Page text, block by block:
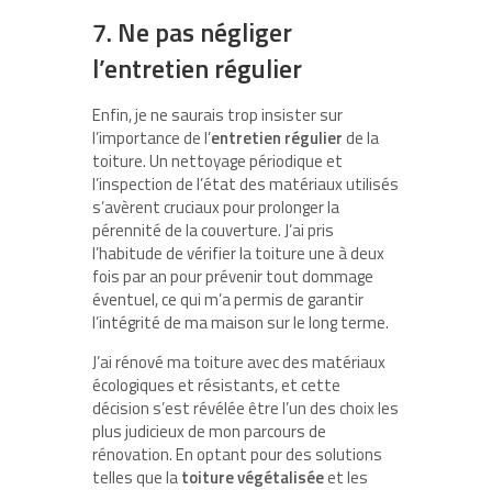
7. Ne pas négliger
l’entretien régulier
Enfin, je ne saurais trop insister sur
l’importance de l’entretien régulierde la
toiture. Un nettoyage périodique et
l’inspection de l’état des matériaux utilisés
s’avèrent cruciaux pour prolonger la
pérennité de la couverture. J’ai pris
l’habitude de vérifier la toiture une à deux
fois par an pour prévenir tout dommage
éventuel, ce qui m’a permis de garantir
l’intégrité de ma maison sur le long terme.
J’ai rénové ma toiture avec des matériaux
écologiques et résistants, et cette
décision s’est révélée être l’un des choix les
plus judicieux de mon parcours de
rénovation. En optant pour des solutions
telles que latoiture végétaliséeet les